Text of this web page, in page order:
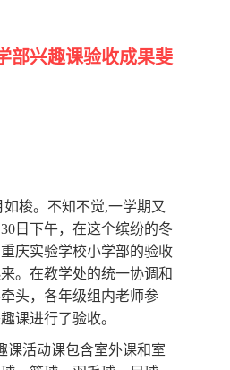
部兴趣课验收成果斐
如梭。不知不觉,一学期又
30 日下午，在这个缤纷的冬
庆实验学校小学部的验收
。在教学处的统一协调和
头，各年级组内老师参
课进行了验收。
课活动课包含室外课和室